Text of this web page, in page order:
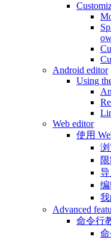
Android editor
Using
Web editor
使用
限
导
Advanced
命令行